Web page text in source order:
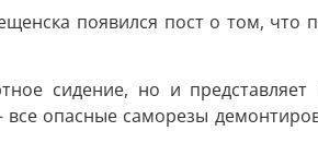
появился пост о том,
сидение, но и
опасные саморезы